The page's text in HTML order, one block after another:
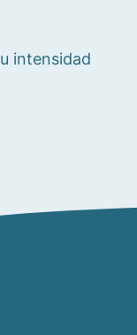
intensidad